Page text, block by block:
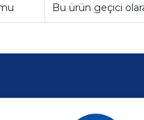
Bu ürün geçici